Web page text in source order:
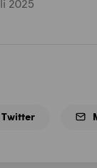
2025
Twitter